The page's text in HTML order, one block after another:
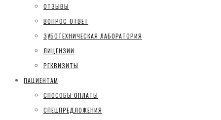
ОТЗЫВЫ
ВОПРОС-ОТВЕТ
ЗУБОТЕХНИЧЕСКАЯ ЛАБОРАТОРИЯ
ЛИЦЕНЗИИ
РЕКВИЗИТЫ
ПАЦИЕНТАМ
СПОСОБЫ ОПЛАТЫ
СПЕЦПРЕДЛОЖЕНИЯ